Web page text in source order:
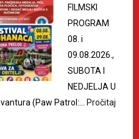
FILMSKI
PROGRAM
08. i
09.08.2026.,
SUBOTA I
NEDJELJA U
(Paw Patrol:…
Pročitaj